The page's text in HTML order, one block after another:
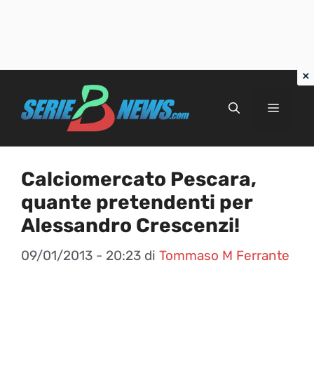
Menu
Calciomercato Pescara,
quante pretendenti per
Alessandro Crescenzi!
09/01/2013 - 20:23 di Tommaso M Ferrante